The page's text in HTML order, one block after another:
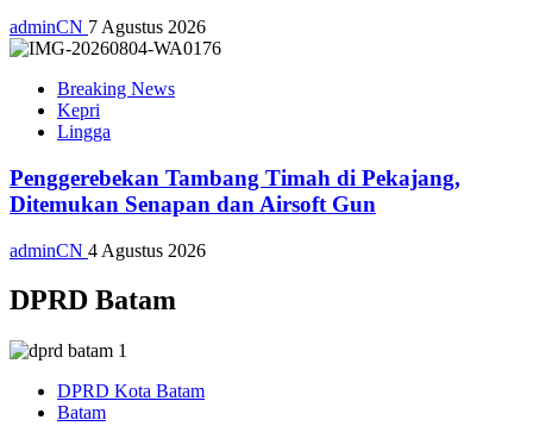
adminCN 7 Agustus 2026
Breaking News
Kepri
Lingga
Penggerebekan Tambang Timah di Pekajang,
Ditemukan Senapan dan Airsoft Gun
adminCN 4 Agustus 2026
DPRD Batam
DPRD Kota Batam
Batam